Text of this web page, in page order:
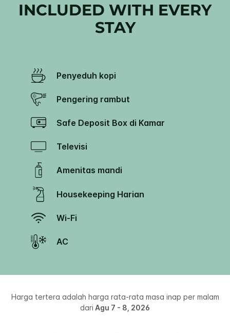
INCLUDED WITH EVERY
STAY
Penyeduh kopi
Pengering rambut
Safe Deposit Box di Kamar
Televisi
Amenitas mandi
Housekeeping Harian
Wi-Fi
AC
Harga tertera adalah harga rata-rata masa inap per malam
dari Agu 7 - 8, 2026